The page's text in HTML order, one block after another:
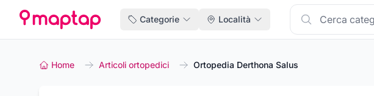
Categorie Località
Home Articoli ortopedici Ortopedia Derthona Salus